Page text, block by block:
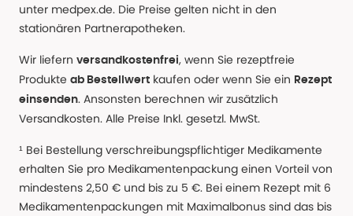
unter medpex.de. Die Preise gelten nicht in den
stationären Partnerapotheken.
Wir liefern versandkostenfrei, wenn Sie rezeptfreie
Produkte ab Bestellwert kaufen oder wenn Sie ein Rezept
einsenden. Ansonsten berechnen wir zusätzlich
Versandkosten. Alle Preise Inkl. gesetzl. MwSt.
¹ Bei Bestellung verschreibungspflichtiger Medikamente
erhalten Sie pro Medikamentenpackung einen Vorteil von
mindestens 2,50 € und bis zu 5 €. Bei einem Rezept mit 6
Medikamentenpackungen mit Maximalbonus sind das bis